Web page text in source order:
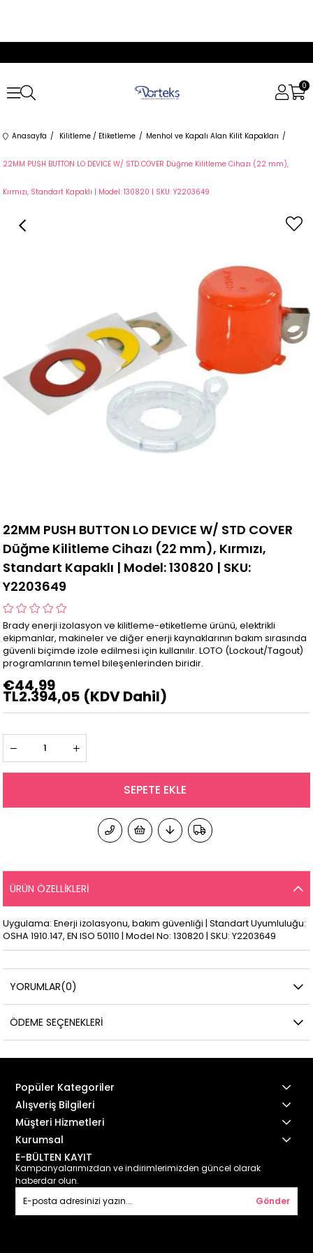
0
Anasayfa Kilitleme / Etiketleme Menhol ve Kapalı Alan Kilit Kapakları
22MM PUSH BUTTON LO DEVICE W/ STD COVER Düğme Kilitleme Cihazı (22 mm),
Kırmızı, Standart Kapaklı | Model: 130820 | SKU: Y2203649
22MM PUSH BUTTON LO DEVICE W/ STD COVER
Düğme Kilitleme Cihazı (22 mm), Kırmızı,
Standart Kapaklı | Model: 130820 | SKU:
Y2203649
Brady enerji izolasyon ve kilitleme-etiketleme ürünü, elektrikli
ekipmanlar, makineler ve diğer enerji kaynaklarının bakım sırasında
güvenli biçimde izole edilmesi için kullanılır. LOTO (Lockout/Tagout)
programlarının temel bileşenlerinden biridir.
€44,99
TL2.394,05 (KDV Dahil)
ÜRÜN ÖZELLIKLERI
Uygulama: Enerji izolasyonu, bakım güvenliği | Standart Uyumluluğu:
OSHA 1910.147, EN ISO 50110 | Model No: 130820 | SKU: Y2203649
YORUMLAR(0)
ÖDEME SEÇENEKLERI
Popüler Kategoriler
Alışveriş Bilgileri
Müşteri Hizmetleri
Kurumsal
E-BÜLTEN KAYIT
Kampanyalarımızdan ve indirimlerimizden güncel olarak
haberdar olun.
Gönder